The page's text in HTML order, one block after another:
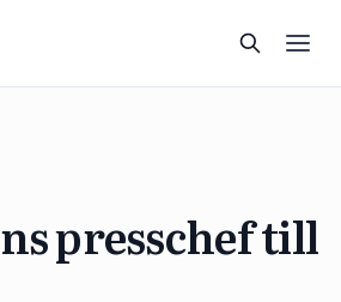
presschef till